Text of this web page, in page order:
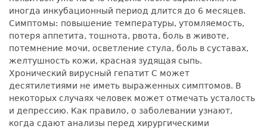
иногда инкубационный период длится до 6 месяцев.
Симптомы: повышение температуры, утомляемость,
потеря аппетита, тошнота, рвота, боль в животе,
потемнение мочи, осветление стула, боль в суставах,
желтушность кожи, красная зудящая сыпь.
Хронический вирусный гепатит С может
десятилетиями не иметь выраженных симптомов. В
некоторых случаях человек может отмечать усталость
и депрессию. Как правило, о заболевании узнают,
когда сдают анализы перед хирургическими